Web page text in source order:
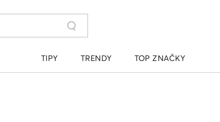
TIPY TRENDY TOP ZNAČKY